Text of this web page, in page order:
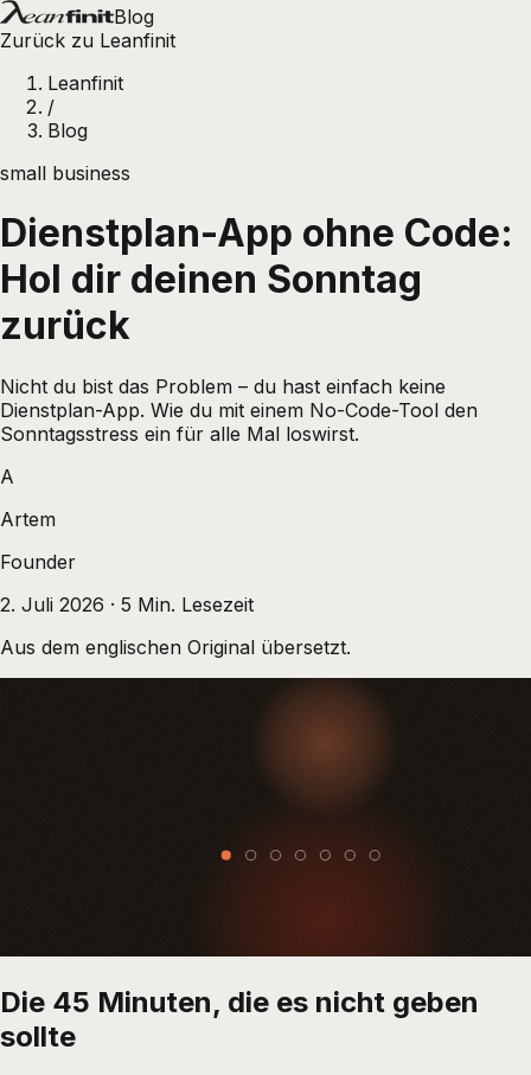
Blog
Zurück zu Leanfinit
Leanfinit
/
Blog
small business
Dienstplan-App ohne Code:
Hol dir deinen Sonntag
zurück
Nicht du bist das Problem – du hast einfach keine
Dienstplan-App. Wie du mit einem No-Code-Tool den
Sonntagsstress ein für alle Mal loswirst.
A
Artem
Founder
2. Juli 2026 · 5 Min. Lesezeit
Aus dem englischen Original übersetzt.
Die 45 Minuten, die es nicht geben
sollte